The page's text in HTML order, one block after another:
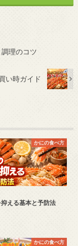
理のコツ
い時ガイド
かにの食べ方
える基本と予防法
かにの食べ方